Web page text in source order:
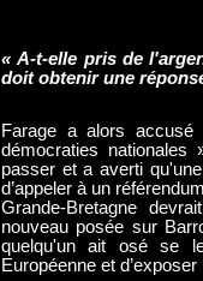
« A-t-elle pris de
doit obtenir une
Farage a alors
démocraties
passer et a averti
d’appeler à un
Grande-Bretagne
nouveau posée sur
quelqu'un ait osé se
Européenne et